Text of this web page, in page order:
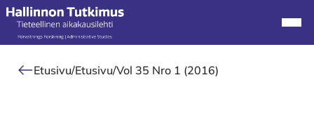
Alkuun
Etusivu/Etusivu/Vol 35 Nro 1 (2016)